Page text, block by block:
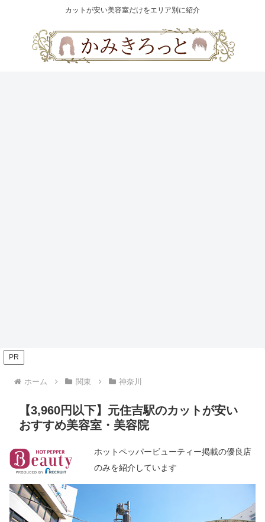
カットが安い美容室だけをエリア別に紹介
PR
ホーム 関東 神奈川
【3,960円以下】元住吉駅のカットが安い
おすすめ美容室・美容院
ホットペッパービューティー掲載の優良店
のみを紹介しています